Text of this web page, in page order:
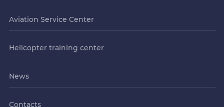
Aviation Service Center
Helicopter training center
News
Contacts